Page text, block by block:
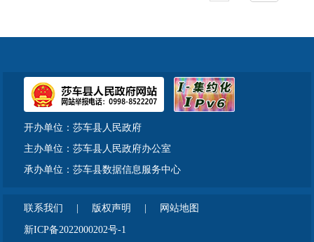
开办单位：莎车县人民政府
主办单位：莎车县人民政府办公室
承办单位：莎车县数据信息服务中心
联系我们 版权声明 网站地图
新ICP备2022000202号-1